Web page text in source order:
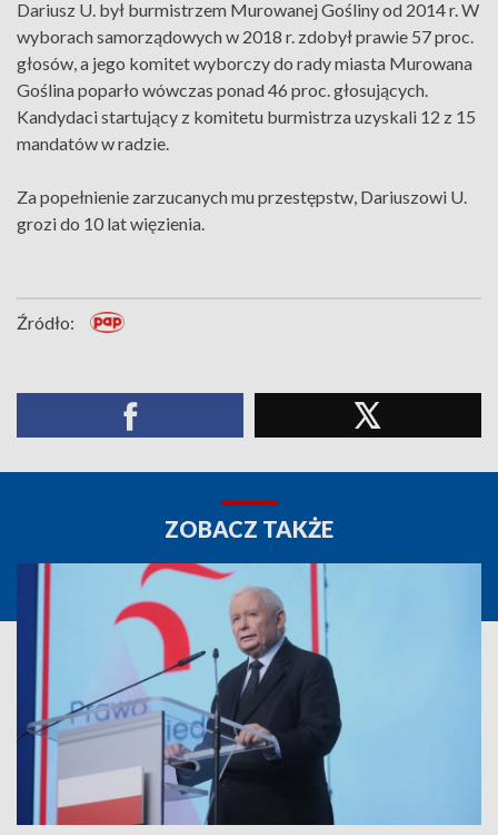
Dariusz U. był burmistrzem Murowanej Gośliny od 2014 r. W
wyborach samorządowych w 2018 r. zdobył prawie 57 proc.
głosów, a jego komitet wyborczy do rady miasta Murowana
Goślina poparło wówczas ponad 46 proc. głosujących.
Kandydaci startujący z komitetu burmistrza uzyskali 12 z 15
mandatów w radzie.
Za popełnienie zarzucanych mu przestępstw, Dariuszowi U.
grozi do 10 lat więzienia.
Źródło:
ZOBACZ TAKŻE